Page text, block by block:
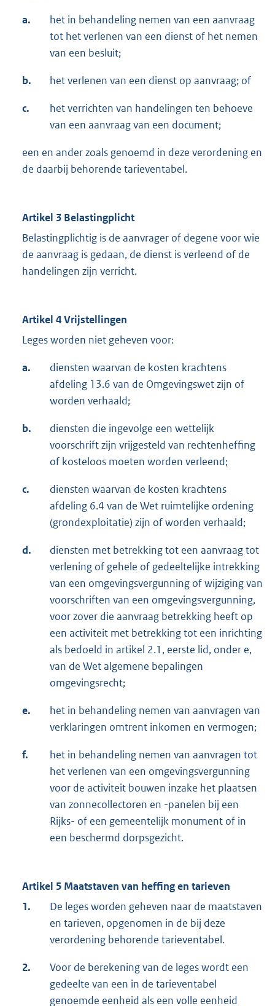
a.
het in behandeling nemen van een aanvraag
tot het verlenen van een dienst of het nemen
van een besluit;
b. het verlenen van een dienst op aanvraag; of
c.
het verrichten van handelingen ten behoeve
van een aanvraag van een document;
een en ander zoals genoemd in deze verordening en
de daarbij behorende tarieventabel.
Artikel 3 Belastingplicht
Belastingplichtig is de aanvrager of degene voor wie
de aanvraag is gedaan, de dienst is verleend of de
handelingen zijn verricht.
Artikel 4 Vrijstellingen
Leges worden niet geheven voor:
a.
diensten waarvan de kosten krachtens
afdeling 13.6 van de Omgevingswet zijn of
worden verhaald;
b.
diensten die ingevolge een wettelijk
voorschrift zijn vrijgesteld van rechtenheffing
of kosteloos moeten worden verleend;
c.
diensten waarvan de kosten krachtens
afdeling 6.4 van de Wet ruimtelijke ordening
(grondexploitatie) zijn of worden verhaald;
d.
diensten met betrekking tot een aanvraag tot
verlening of gehele of gedeeltelijke intrekking
van een omgevingsvergunning of wijziging van
voorschriften van een omgevingsvergunning,
voor zover die aanvraag betrekking heeft op
een activiteit met betrekking tot een inrichting
als bedoeld in artikel 2.1, eerste lid, onder e,
van de Wet algemene bepalingen
omgevingsrecht;
e.
het in behandeling nemen van aanvragen van
verklaringen omtrent inkomen en vermogen;
f.
het in behandeling nemen van aanvragen tot
het verlenen van een omgevingsvergunning
voor de activiteit bouwen inzake het plaatsen
van zonnecollectoren en -panelen bij een
Rijks- of een gemeentelijk monument of in
een beschermd dorpsgezicht.
Artikel 5 Maatstaven van heffing en tarieven
1.
De leges worden geheven naar de maatstaven
en tarieven, opgenomen in de bij deze
verordening behorende tarieventabel.
2.
Voor de berekening van de leges wordt een
gedeelte van een in de tarieventabel
genoemde eenheid als een volle eenheid